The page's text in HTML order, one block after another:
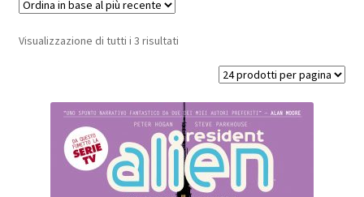
Visualizzazione di tutti i 3 risultati